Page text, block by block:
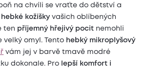
na chvíli se vraťte do dětství a
hebké kožíšky vašich oblíbených
ten příjemný hřejivý pocit nemohli
velký omyl. Tento hebký mikroplyšový
vám jej v barvě tmavě modré
dokonale. Pro
lepší komfort i